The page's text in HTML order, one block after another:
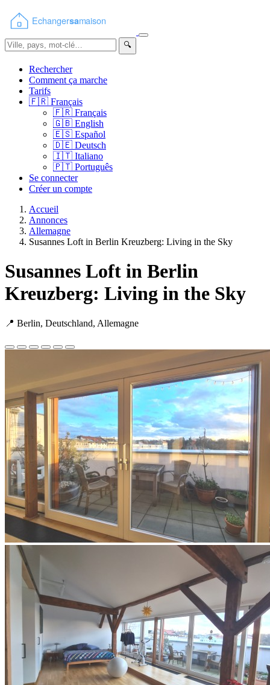
🔍
Rechercher
Comment ça marche
Tarifs
🇫🇷 Français
🇫🇷 Français
🇬🇧 English
🇪🇸 Español
🇩🇪 Deutsch
🇮🇹 Italiano
🇵🇹 Português
Se connecter
Créer un compte
Accueil
Annonces
Allemagne
Susannes Loft in Berlin Kreuzberg: Living in the Sky
Susannes Loft in Berlin
Kreuzberg: Living in the Sky
📍 Berlin, Deutschland, Allemagne